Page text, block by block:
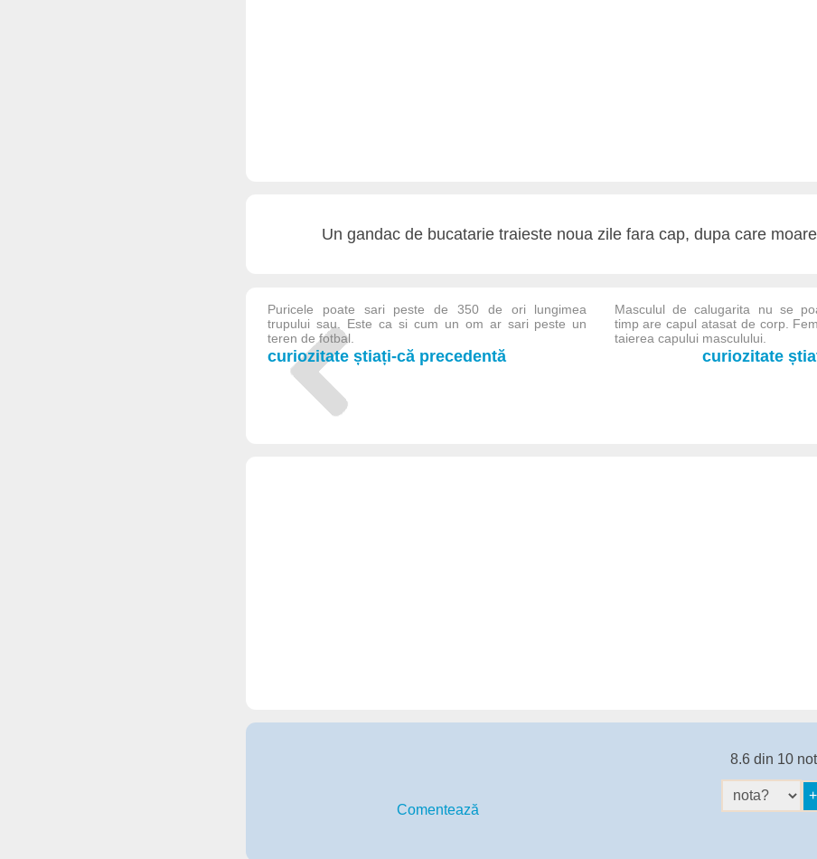
Un gandac de bucatarie traieste noua zile fara cap, dupa care
Puricele poate sari peste de 350 de ori lungimea
trupului sau. Este ca si cum un om ar sari peste un
teren de fotbal.
curiozitate știați-că precedentă
Masculul de calugarita nu se
timp are capul atasat de corp.
taierea capului masculului.
curiozitate
Comentează
8.6 din 10